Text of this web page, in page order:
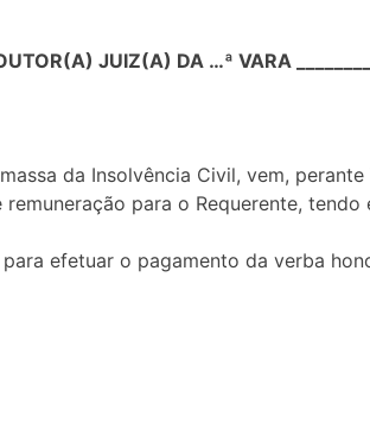
JUIZ(A) DA …ª VARA
massa da Insolvência Civil, vem,
para o Requerente, tendo
efetuar o pagamento da verba